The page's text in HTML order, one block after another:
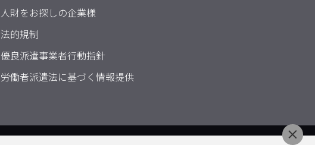
人財をお探しの企業様
法的規制
優良派遣事業者行動指針
労働者派遣法に基づく情報提供